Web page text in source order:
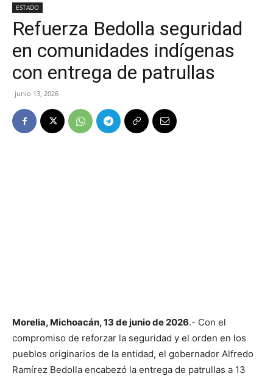
ESTADO
Refuerza Bedolla seguridad
en comunidades indígenas
con entrega de patrullas
junio 13, 2026
Morelia, Michoacán, 13 de junio de 2026.- Con el
compromiso de reforzar la seguridad y el orden en los
pueblos originarios de la entidad, el gobernador Alfredo
Ramírez Bedolla encabezó la entrega de patrullas a 13